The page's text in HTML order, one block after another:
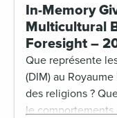
In-Memory
Multicultural
Foresight –
Que représente
(DIM) au
des religions ?
le comportements